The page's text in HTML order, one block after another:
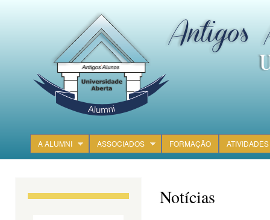
Main menu
A ALUMNI ASSOCIADOS FORMAÇÃO ATIVIDADES
Notícias